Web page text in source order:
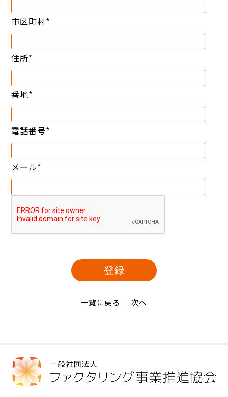
市区町村*
住所*
番地*
電話番号*
メール*
一覧に戻る 次へ